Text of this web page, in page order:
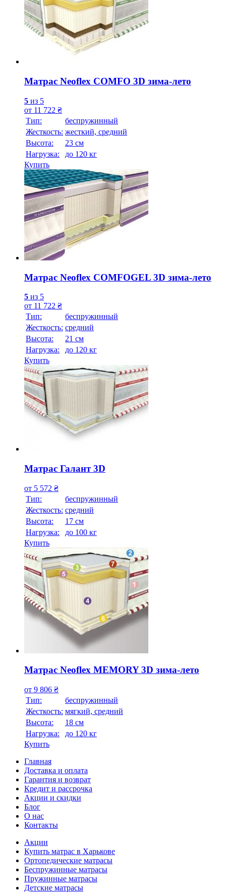
Матрас Neoflex COMFO 3D зима-лето
5 из 5
от 11 722 ₴
Тип:
беспружинный
Жесткость: жесткий, средний
Высотa:
23 см
Нагрузка:
до 120 кг
Купить
Матрас Neoflex COMFOGEL 3D зима-лето
5 из 5
от 11 722 ₴
Тип:
беспружинный
Жесткость: средний
Высотa:
21 см
Нагрузка:
до 120 кг
Купить
Матрас Галант 3D
от 5 572 ₴
Тип:
беспружинный
Жесткость: средний
Высотa:
17 см
Нагрузка:
до 100 кг
Купить
Матрас Neoflex MEMORY 3D зима-лето
от 9 806 ₴
Тип:
беспружинный
Жесткость: мягкий, средний
Высотa:
18 см
Нагрузка:
до 120 кг
Купить
Главная
Доставка и оплата
Гарантия и возврат
Кредит и рассрочка
Акции и скидки
Блог
О нас
Контакты
Акции
Купить матрас в Харькове
Ортопедические матрасы
Беспружинные матрасы
Пружинные матрасы
Детские матрасы